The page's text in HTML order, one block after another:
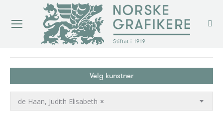
Velg kunstner
×
de Haan, Judith Elisabeth